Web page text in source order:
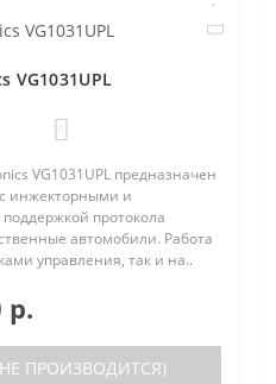
VG1031UPL
VG1031UPL предназначен
инжекторными и
протокола
автомобили. Работа
управления, так и на..
р.
ПРОИЗВОДИТСЯ)